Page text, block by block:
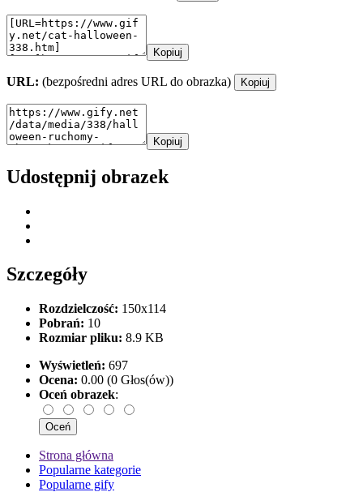
Kopiuj
URL: (bezpośredni adres URL do obrazka) Kopiuj
Kopiuj
Udostępnij obrazek
Szczegóły
Rozdzielczość: 150x114
Pobrań: 10
Rozmiar pliku: 8.9 KB
Wyświetleń: 697
Ocena: 0.00 (0 Głos(ów))
Oceń obrazek:
Strona główna
Popularne kategorie
Popularne gify